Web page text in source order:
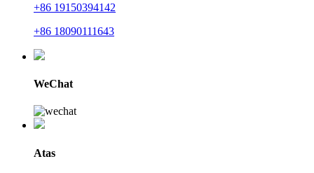
+86 19150394142
+86 18090111643
WeChat
Atas